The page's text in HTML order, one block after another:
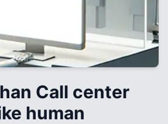
Call center
human